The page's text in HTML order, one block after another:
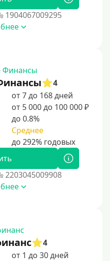
(Unistream)
4
от 7 до 168 дней
от 5 000 до 100 000 ₽
до 0.8%
Среднее
4
от 1 до 30 дней